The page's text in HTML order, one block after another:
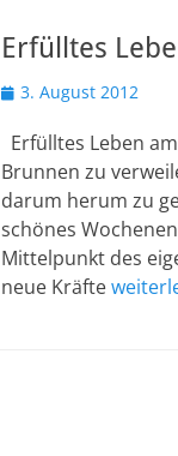
Erfülltes
Veröffentlicht
3. August 2012
Erfülltes Leben
Brunnen zu
darum herum zu
schönes
Mittelpunkt des
neue Kräfte